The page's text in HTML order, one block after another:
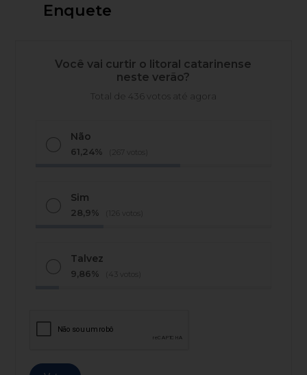
Enquete
Você vai curtir o litoral catarinense
neste verão?
Total de 436 votos até agora
Não
61,24% (267 votos)
Sim
28,9% (126 votos)
Talvez
9,86% (43 votos)